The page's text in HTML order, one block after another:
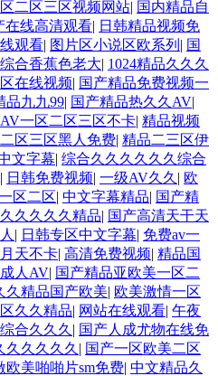
二区三区视频网站| 国内精品自
在线高清观看| 日韩精品视频免
观看| 图片区小说区欧系列 | 国
合香蕉色老大| 1024精品久久久
在线视频| 国产精品免费视频一
品九九99| 国产精品热久久AV|
一区二区三区不卡| 精品视频
区三区黑人免费| 精品二三区伊
文字幕| 综合久久久久久久综合
| 日韩免费视频| 一级AV久久 | 欧
区二区| 中文字幕精品| 国产精
久久久久精品| 国产高清天干天
| 日韩专区中文字幕| 免费av一
天不卡| 高清免费视频| 精品国
人AV| 国产精品亚欧美一区二
久精品国产欧美| 欧美激情一区
久久精品| 网站在线观看| 午夜
合久久久 | 国产人成尤物在线免
久久久久久 | 国产一区欧美二区
欧美啪啪片sm免费| 中文精品久